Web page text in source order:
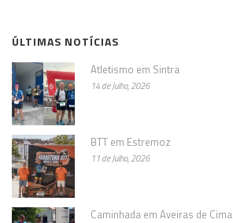
ÚLTIMAS NOTÍCIAS
Atletismo em Sintra
14 de Julho, 2026
BTT em Estremoz
11 de Julho, 2026
Caminhada em Aveiras de Cima